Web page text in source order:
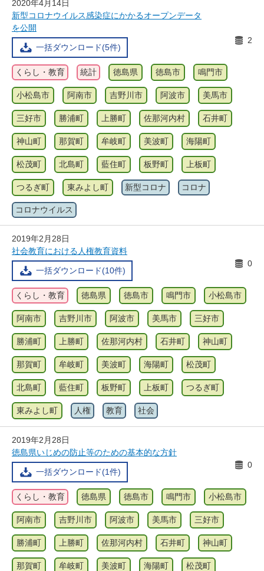
2020年4月14日
新型コロナウイルス感染症にかかるオープンデータ
を公開
一括ダウンロード(5件)
2
くらし・教育 統計 徳島県 徳島市 鳴門市
小松島市 阿南市 吉野川市 阿波市 美馬市
三好市 勝浦町 上勝町 佐那河内村 石井町
神山町 那賀町 牟岐町 美波町 海陽町
松茂町 北島町 藍住町 板野町 上板町
つるぎ町 東みよし町 新型コロナ コロナ
コロナウイルス
2019年2月28日
社会教育における人権教育資料
一括ダウンロード(10件)
0
くらし・教育 徳島県 徳島市 鳴門市 小松島市
阿南市 吉野川市 阿波市 美馬市 三好市
勝浦町 上勝町 佐那河内村 石井町 神山町
那賀町 牟岐町 美波町 海陽町 松茂町
北島町 藍住町 板野町 上板町 つるぎ町
東みよし町 人権 教育 社会
2019年2月28日
徳島県いじめの防止等のための基本的な方針
一括ダウンロード(1件)
0
くらし・教育 徳島県 徳島市 鳴門市 小松島市
阿南市 吉野川市 阿波市 美馬市 三好市
勝浦町 上勝町 佐那河内村 石井町 神山町
那賀町 牟岐町 美波町 海陽町 松茂町